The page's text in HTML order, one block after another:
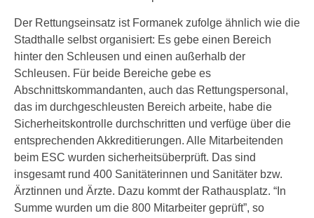
Der Rettungseinsatz ist Formanek zufolge ähnlich wie die
Stadthalle selbst organisiert: Es gebe einen Bereich
hinter den Schleusen und einen außerhalb der
Schleusen. Für beide Bereiche gebe es
Abschnittskommandanten, auch das Rettungspersonal,
das im durchgeschleusten Bereich arbeite, habe die
Sicherheitskontrolle durchschritten und verfüge über die
entsprechenden Akkreditierungen. Alle Mitarbeitenden
beim ESC wurden sicherheitsüberprüft. Das sind
insgesamt rund 400 Sanitäterinnen und Sanitäter bzw.
Ärztinnen und Ärzte. Dazu kommt der Rathausplatz. “In
Summe wurden um die 800 Mitarbeiter geprüft”, so